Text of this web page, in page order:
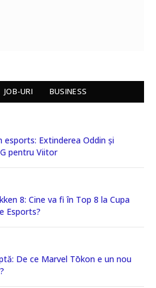
JOB-URI BUSINESS
esports: Extinderea Oddin și
pentru Viitor
8: Cine va fi în Top 8 la Cupa
Esports?
De ce Marvel Tōkon e un nou